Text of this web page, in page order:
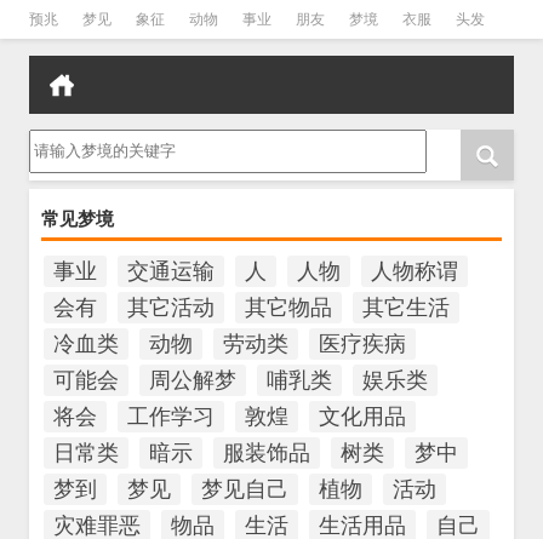
预兆 梦见 象征 动物 事业 朋友 梦境 衣服 头发
孕妇 孩子 吵架 房子
常见梦境
事业 交通运输 人 人物
人物称谓
会有
其它活动 其它物品
其它生活
冷血类
动物 劳动类
医疗疾病
可能会
周公解梦 哺乳类
娱乐类
将会
工作学习 敦煌
文化用品
日常类
暗示 服装饰品 树类
梦中
梦到
梦见 梦见自己 植物
活动
灾难罪恶
物品 生活 生活用品
自己